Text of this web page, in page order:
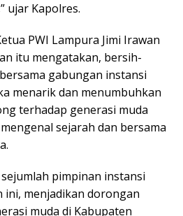
ujar Kapolres.
PWI Lampura Jimi Irawan
itu mengatakan, bersih-
gabungan instansi
menarik dan menumbuhkan
terhadap generasi muda
sejarah dan bersama
pimpinan instansi
ini, menjadikan dorongan
muda di Kabupaten